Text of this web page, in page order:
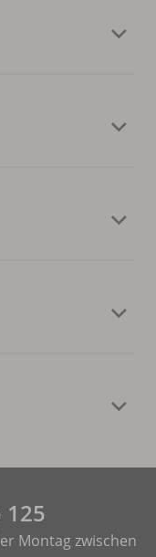
125
Montag zwischen